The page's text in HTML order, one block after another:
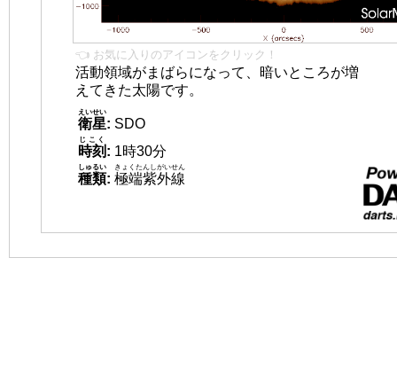
👈 お気に入りのアイコンをクリック！
活動領域がまばらになって、暗いところが増
えてきた太陽です。
衛星
えいせい
: SDO
時刻
じこく
: 1時30分
種類
しゅるい
: 極端紫外線
きょくたんしがいせん